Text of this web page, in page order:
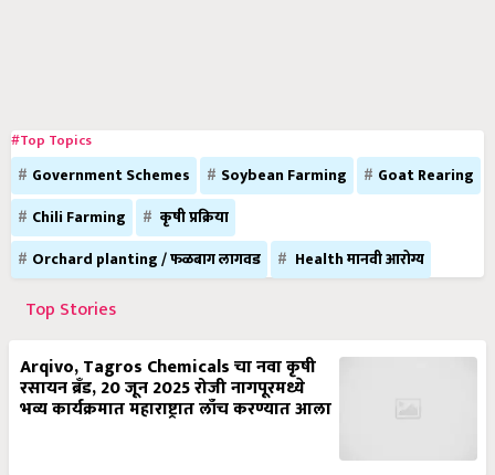
#Top Topics
Government Schemes Soybean Farming
Goat Rearing
Chili Farming
कृषी प्रक्रिया
Orchard planting / फळबाग लागवड
Health मानवी आरोग्य
Top Stories
Arqivo, Tagros Chemicals चा नवा कृषी
रसायन ब्रँड, 20 जून 2025 रोजी नागपूरमध्ये
भव्य कार्यक्रमात महाराष्ट्रात लाँच करण्यात आला